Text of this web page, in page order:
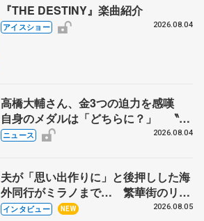
『THE DESTINY』楽曲紹介
アイスショー 2026.08.04
高橋大輔さん、金3つの迫力を感嘆
自身のメダルは「どちらに？」 〝リ
ス兄弟〟オリンピック3連覇の野村忠
ニュース 2026.08.04
夫が「思い出作りに」と後押しした海
外同行がミラノまで… 繁華街のリン
クでは不良のお兄さんも味方に 小林
インタビュー NEW 2026.08.05